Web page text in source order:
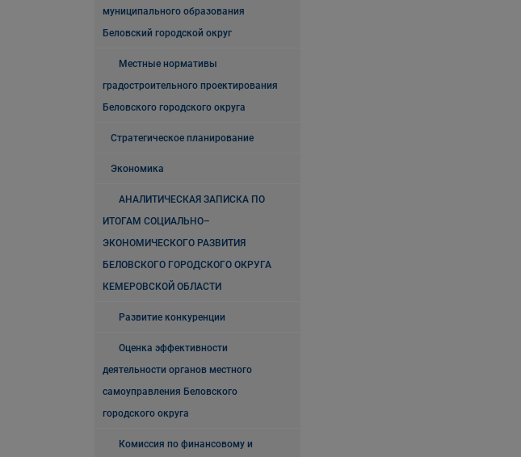
муниципального образования
Беловский городской округ
Местные нормативы
градостроительного проектирования
Беловского городского округа
Стратегическое планирование
Экономика
АНАЛИТИЧЕСКАЯ ЗАПИСКА ПО
ИТОГАМ СОЦИАЛЬНО–
ЭКОНОМИЧЕСКОГО РАЗВИТИЯ
БЕЛОВСКОГО ГОРОДСКОГО ОКРУГА
КЕМЕРОВСКОЙ ОБЛАСТИ
Развитие конкуренции
Оценка эффективности
деятельности органов местного
самоуправления Беловского
городского округа
Комиссия по финансовому и